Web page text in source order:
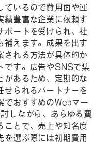
ているので費用面や運
績豊富な企業に依頼す
ポートを受けられ、社
補えます。成果を出す
される方法が具体的か
です。広告やSNSで集
があるため、定期的な
せられるパートナーを
でおすすめのWebマー
しながら、あらゆる費
ことで、売上や知名度
を選ぶ際には初期費用